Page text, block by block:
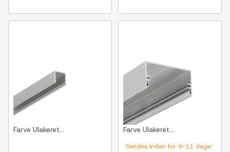
Farve Ulakeret...
Sendes inden for 9-11 dage
Farve Ulakeret...